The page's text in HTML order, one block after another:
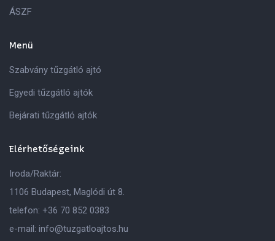
ÁSZF
Menü
Szabvány tűzgátló ajtó
Egyedi tűzgátló ajtók
Bejárati tűzgátló ajtók
Elérhetőségeink
Iroda/Raktár:
1106 Budapest, Maglódi út 8.
telefon: +36 70 852 0383
e-mail: info@tuzgatloajtos.hu